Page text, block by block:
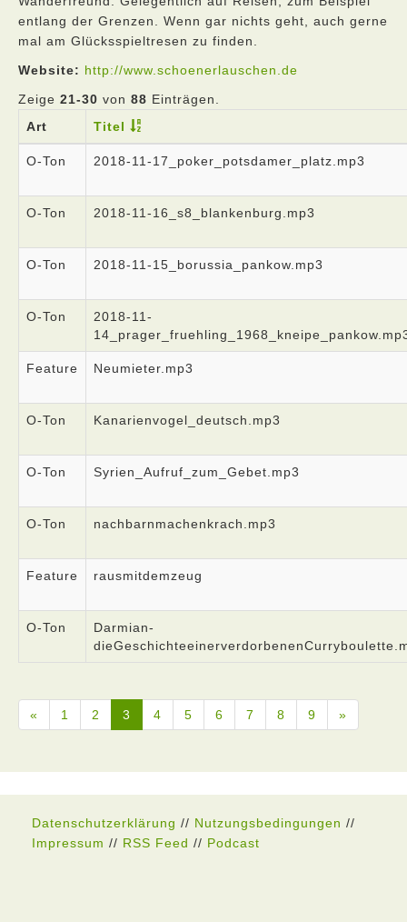
entlang der Grenzen. Wenn gar nichts geht, auch gerne
mal am Glücksspieltresen zu finden.
Website: http://www.schoenerlauschen.de
Zeige 21-30 von 88 Einträgen.
Art
Titel
O-Ton 2018-11-17_poker_potsdamer_platz.mp3
O-Ton 2018-11-16_s8_blankenburg.mp3
O-Ton 2018-11-15_borussia_pankow.mp3
O-Ton
2018-11-
Feature Neumieter.mp3
O-Ton Kanarienvogel_deutsch.mp3
O-Ton Syrien_Aufruf_zum_Gebet.mp3
O-Ton nachbarnmachenkrach.mp3
Feature rausmitdemzeug
O-Ton
Darmian-
« 1 2 3 4 5 6 7 8 9 »
Datenschutzerklärung // Nutzungsbedingungen //
Impressum // RSS Feed // Podcast